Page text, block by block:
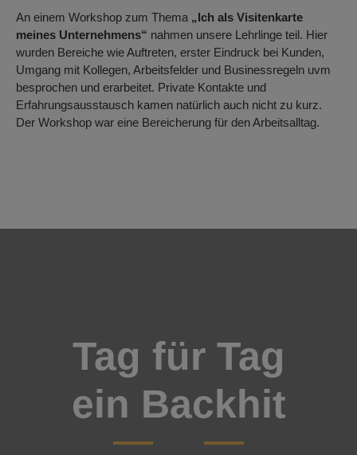
An einem Workshop zum Thema „Ich als Visitenkarte
meines Unternehmens“ nahmen unsere Lehrlinge teil. Hier
wurden Bereiche wie Auftreten, erster Eindruck bei Kunden,
Umgang mit Kollegen, Arbeitsfelder und Businessregeln uvm
besprochen und erarbeitet. Private Kontakte und
Erfahrungsausstausch kamen natürlich auch nicht zu kurz.
Der Workshop war eine Bereicherung für den Arbeitsalltag.
Tag für Tag
ein Backhit